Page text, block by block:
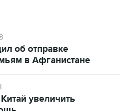
в Афганистане